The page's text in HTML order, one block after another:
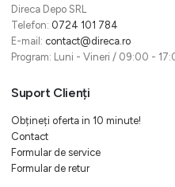
Direca Depo SRL
Telefon: 0724 101 784
E-mail: contact@direca.ro
Program: Luni - Vineri / 09:00 -
Suport Clienți
Obțineți oferta in 10 minute!
Contact
Formular de service
Formular de retur